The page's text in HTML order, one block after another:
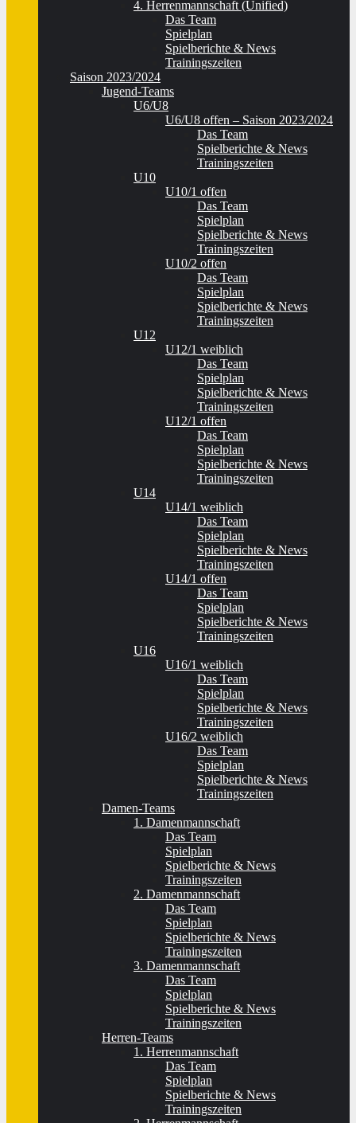
4. Herrenmannschaft (Unified)
Das Team
Spielplan
Spielberichte & News
Trainingszeiten
Saison 2023/2024
Jugend-Teams
U6/U8
U6/U8 offen – Saison 2023/2024
Das Team
Spielberichte & News
Trainingszeiten
U10
U10/1 offen
Das Team
Spielplan
Spielberichte & News
Trainingszeiten
U10/2 offen
Das Team
Spielplan
Spielberichte & News
Trainingszeiten
U12
U12/1 weiblich
Das Team
Spielplan
Spielberichte & News
Trainingszeiten
U12/1 offen
Das Team
Spielplan
Spielberichte & News
Trainingszeiten
U14
U14/1 weiblich
Das Team
Spielplan
Spielberichte & News
Trainingszeiten
U14/1 offen
Das Team
Spielplan
Spielberichte & News
Trainingszeiten
U16
U16/1 weiblich
Das Team
Spielplan
Spielberichte & News
Trainingszeiten
U16/2 weiblich
Das Team
Spielplan
Spielberichte & News
Trainingszeiten
Damen-Teams
1. Damenmannschaft
Das Team
Spielplan
Spielberichte & News
Trainingszeiten
2. Damenmannschaft
Das Team
Spielplan
Spielberichte & News
Trainingszeiten
3. Damenmannschaft
Das Team
Spielplan
Spielberichte & News
Trainingszeiten
Herren-Teams
1. Herrenmannschaft
Das Team
Spielplan
Spielberichte & News
Trainingszeiten